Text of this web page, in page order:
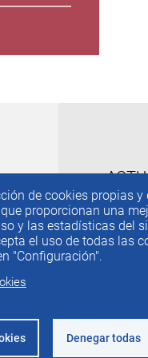
de cookies propias
proporcionan una
y las estadísticas del
el uso de todas
"Configuración".
Denegar todas
IEE